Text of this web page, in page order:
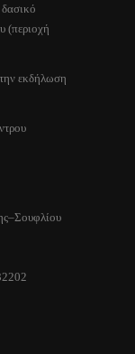
δασικό
(περιοχή
εκδήλωση